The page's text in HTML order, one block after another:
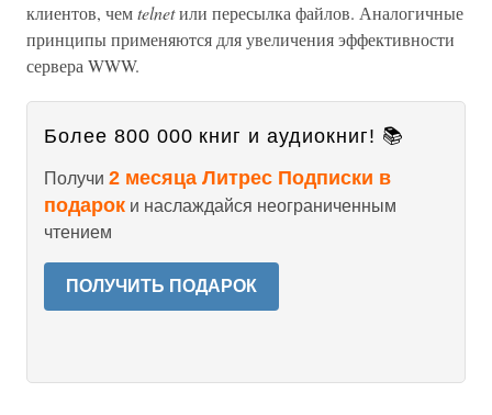
клиентов, чемtelnetили пересылка файлов. Аналогичные
принципы применяются для увеличения эффективности
сервера WWW.
Более 800 000 книг и аудиокниг! 📚
Получи 2 месяца Литрес Подписки в
подарок и наслаждайся неограниченным
чтением
ПОЛУЧИТЬ ПОДАРОК